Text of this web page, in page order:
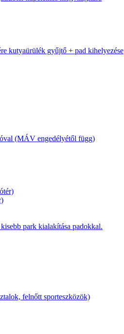
kutyaürülék gyűjtő + pad kihelyezése
(MÁV engedélyétől függ)
park kialakítása padokkal.
felnőtt sporteszközök)